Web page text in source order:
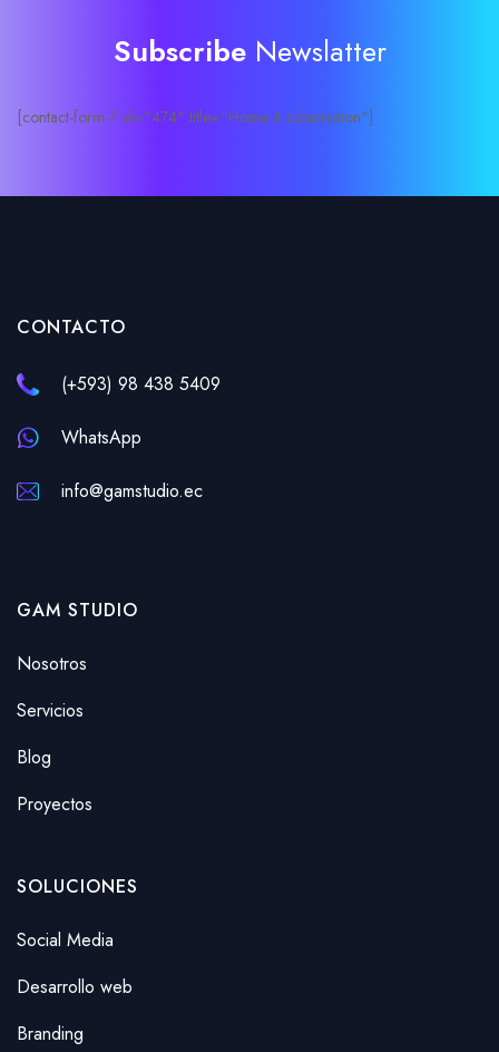
Subscribe Newslatter
[contact-form-7 id="474" title="Home 4 subscription"]
CONTACTO
(+593) 98 438 5409
WhatsApp
info@gamstudio.ec
GAM STUDIO
Nosotros
Servicios
Blog
Proyectos
SOLUCIONES
Social Media
Desarrollo web
Branding